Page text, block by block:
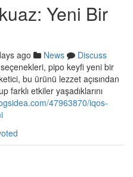
Yeni Bir
ago News
Discuss
pipo keyfi yeni bir
bu ürünü lezzet açısından
etkiler yaşadıklarını
47963870/iqos-